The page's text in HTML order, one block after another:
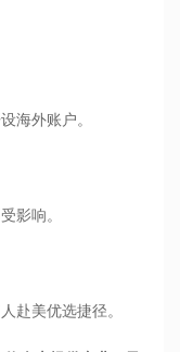
海外账户。
影响。
赴美优选捷径。